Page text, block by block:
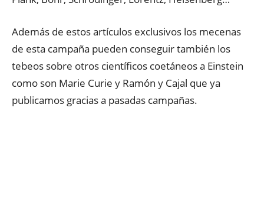
Además de estos artículos exclusivos los mecenas
de esta campaña pueden conseguir también los
tebeos sobre otros científicos coetáneos a Einstein
como son Marie Curie y Ramón y Cajal que ya
publicamos gracias a pasadas campañas.